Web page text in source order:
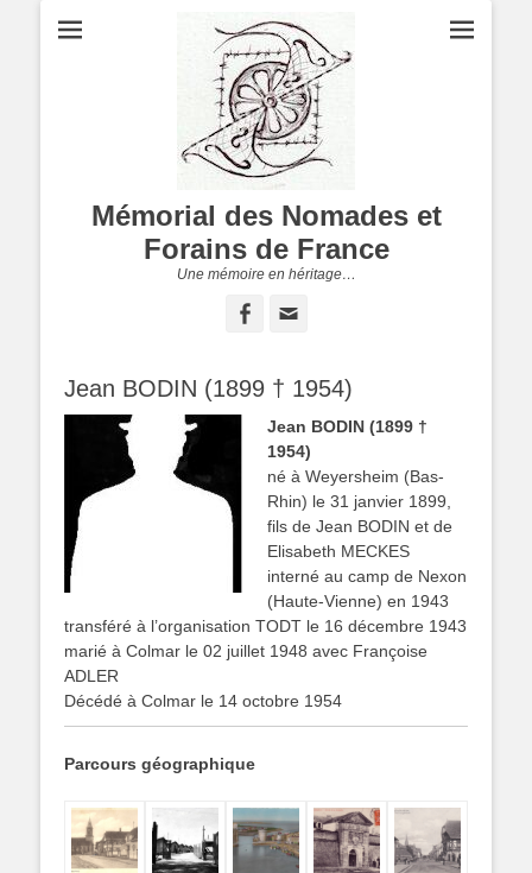
Mémorial des Nomades et
Forains de France
Une mémoire en héritage…
Facebook
Jean BODIN (1899 † 1954)
Jean BODIN (1899 †
1954)
né à Weyersheim (Bas-
Rhin) le 31 janvier 1899,
fils de Jean BODIN et de
Elisabeth MECKES
interné au camp de Nexon
(Haute-Vienne) en 1943
transféré à l’organisation TODT le 16 décembre 1943
marié à Colmar le 02 juillet 1948 avec Françoise
ADLER
Décédé à Colmar le 14 octobre 1954
Parcours géographique